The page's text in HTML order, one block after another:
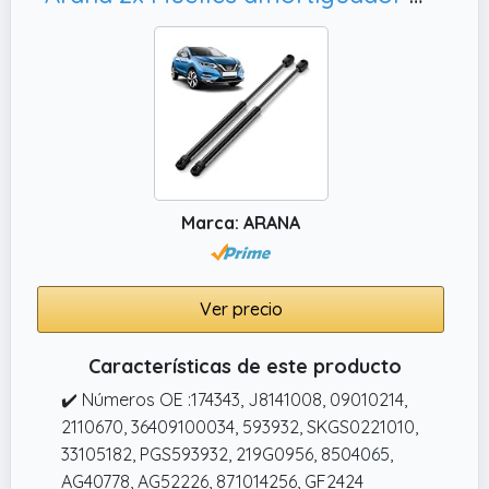
Marca: ARANA
Ver precio
Características de este producto
✔️ Números OE :174343, J8141008, 09010214,
2110670, 36409100034, 593932, SKGS0221010,
33105182, PGS593932, 219G0956, 8504065,
AG40778, AG52226, 871014256, GF2424